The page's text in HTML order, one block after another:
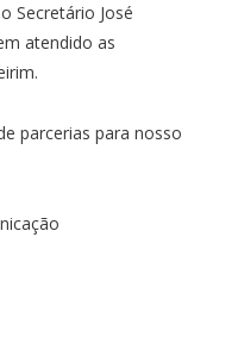
Secretário José
atendido as
parcerias para nosso